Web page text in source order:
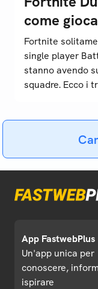
come
Fortnite
single player
stanno avendo
squadre. Ecco i
App FastwebPlus
Un'app unica per
conoscere,
ispirare